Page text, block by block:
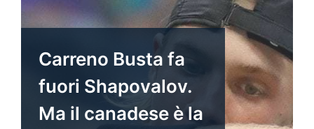
Carreno Busta fa
fuori Shapovalov.
Ma il canadese è la